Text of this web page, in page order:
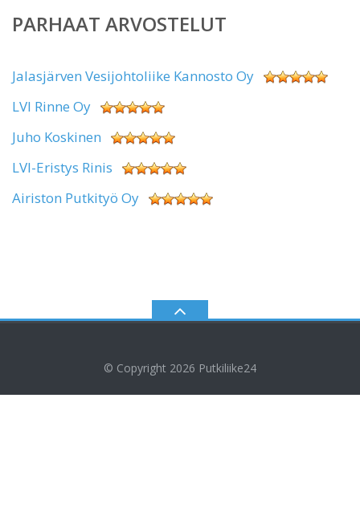
PARHAAT ARVOSTELUT
Jalasjärven Vesijohtoliike Kannosto Oy
LVI Rinne Oy
Juho Koskinen
LVI-Eristys Rinis
Airiston Putkityö Oy
© Copyright 2026 Putkiliike24